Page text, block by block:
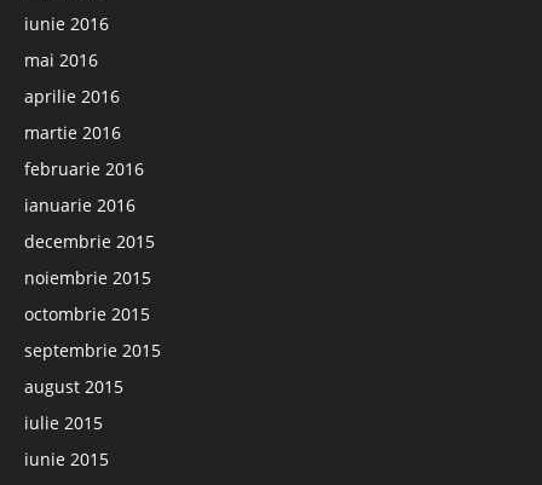
iunie 2016
mai 2016
aprilie 2016
martie 2016
februarie 2016
ianuarie 2016
decembrie 2015
noiembrie 2015
octombrie 2015
septembrie 2015
august 2015
iulie 2015
iunie 2015